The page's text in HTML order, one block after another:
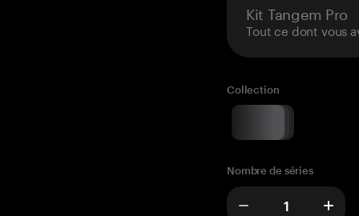
Kit Tangem Pro
Tout ce dont vous
Collection
Nombre de séries